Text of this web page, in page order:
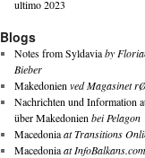
ultimo 2023
Blogs
Notes from Syldaviaby
Bieber
Makedonien ved Magasinet
Nachrichten und Information
über Makedonien bei Pelagon
Macedoniaat Transitions
Macedoniaat InfoBalkans.com